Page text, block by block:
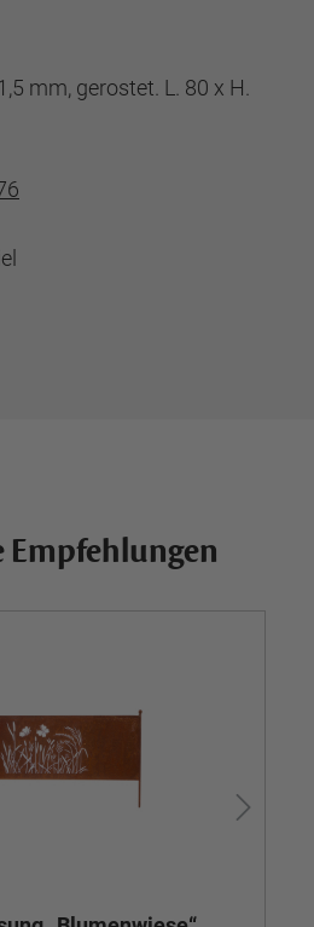
mm, gerostet. L. 80 x H.